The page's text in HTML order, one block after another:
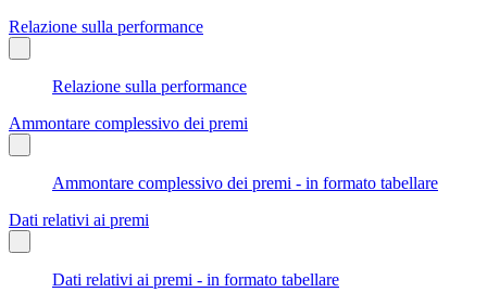
Relazione sulla performance
Relazione sulla performance
Ammontare complessivo dei premi
Ammontare complessivo dei premi - in formato tabellare
Dati relativi ai premi
Dati relativi ai premi - in formato tabellare